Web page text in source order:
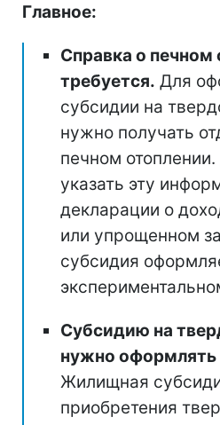
Главное:
Справка о печном
требуется. Для
субсидии на
нужно получать
печном
указать эту
декларации о
или упрощенном
субсидия
Субсидию на
нужно
Жилищная
приобретения